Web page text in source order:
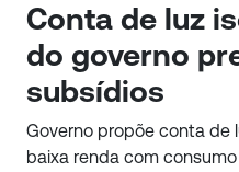
Conta de luz
do governo
subsídios
Governo propõe conta de
baixa renda com